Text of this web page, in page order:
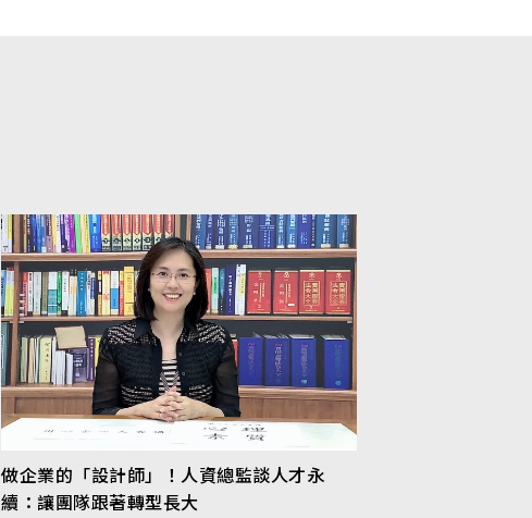
做企業的「設計師」！人資總監談人才永
續：讓團隊跟著轉型長大